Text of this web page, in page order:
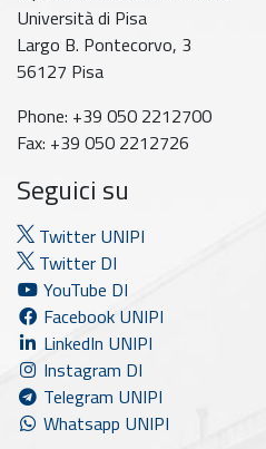
Università di Pisa
Largo B. Pontecorvo, 3
56127 Pisa
Phone: +39 050 2212700
Fax: +39 050 2212726
Seguici su
Twitter UNIPI
Twitter DI
YouTube DI
Facebook UNIPI
LinkedIn UNIPI
Instagram DI
Telegram UNIPI
Whatsapp UNIPI